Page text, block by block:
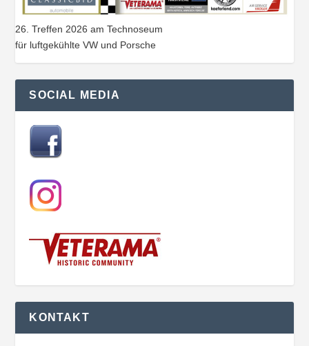
26. Treffen 2026 am Technoseum
für luftgekühlte VW und Porsche
SOCIAL MEDIA
KONTAKT